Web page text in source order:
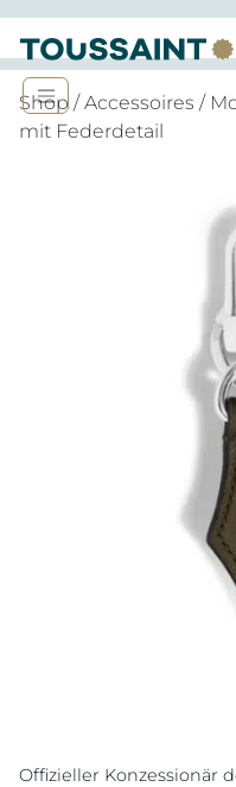
Shop /Accessoires /
mit Federdetail
Offizieller Konzessionär